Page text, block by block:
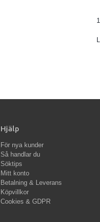
Hjälp
För nya kunder
Så handlar du
Söktips
Mitt konto
Betalning & Leverans
Köpvillkor
Cookies & GDPR